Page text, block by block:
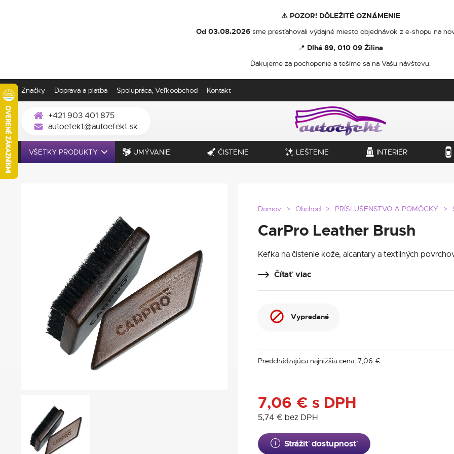
⚠️ POZOR! DÔLEŽITÉ OZNÁMENIE
Od 03.08.2026 sme presťahovali výdajné miesto objednávok z e-shopu na
📍 Dlhá 89, 010 09 Žilina
Ďakujeme za pochopenie a tešíme sa na Vašu návštevu.
Značky Doprava a platba Spolupráca, Veľkoobchod Kontakt
+421 903 401 875
autoefekt@autoefekt.sk
VŠETKY PRODUKTY UMÝVANIE ČISTENIE LEŠTENIE INTERIÉR
Domov Obchod PRÍSLUŠENSTVO A POMÔCKY
CarPro Leather Brush
Kefka na čistenie kože, alcantary a textilných
Čítať viac
Vypredané
Predchádzajúca najnižšia cena: 7,06 €.
7,06 € s DPH
5,74 € bez DPH
Strážiť dostupnosť